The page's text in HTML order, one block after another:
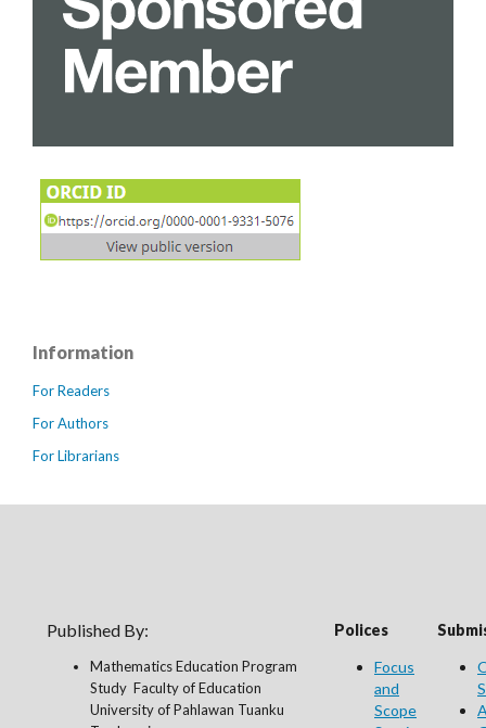
Information
For Readers
For Authors
For Librarians
Published By:
Mathematics Education Program
Study Faculty of Education
University of Pahlawan Tuanku
Polices
Focus
and
Scope